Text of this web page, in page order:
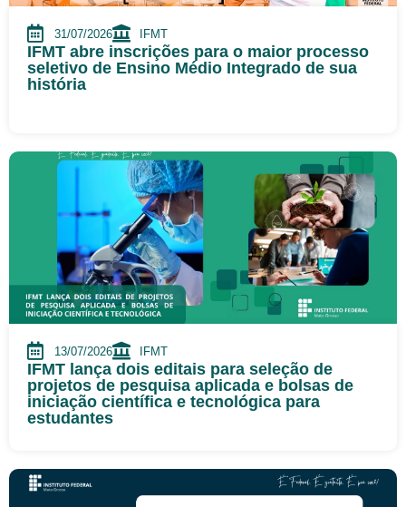
31/07/2026 IFMT
IFMT abre inscrições para o maior processo
seletivo de Ensino Médio Integrado de sua
história
13/07/2026 IFMT
IFMT lança dois editais para seleção de
projetos de pesquisa aplicada e bolsas de
iniciação científica e tecnológica para
estudantes